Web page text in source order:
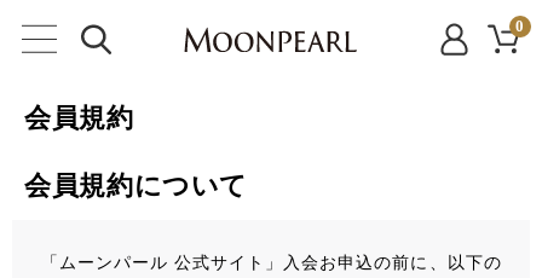
0
会員規約
会員規約について
「ムーンパール 公式サイト」入会お申込の前に、以下の